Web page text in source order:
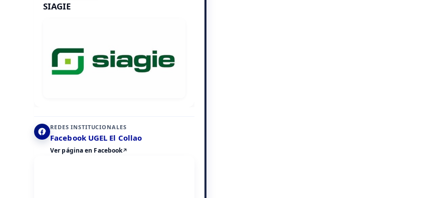
SIAGIE
REDES INSTITUCIONALES
Facebook UGEL El Collao
Ver página en Facebook